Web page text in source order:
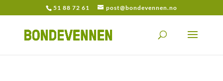
51 88 72 61 post@bondevennen.no